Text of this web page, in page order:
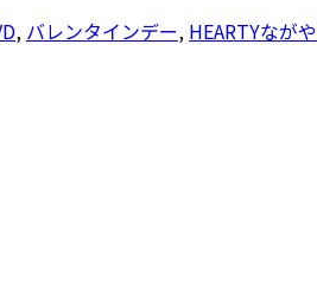
, バレンタインデー, HEARTYながや